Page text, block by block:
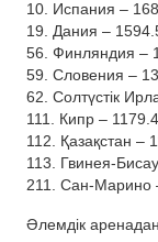
10. Испания –
19. Дания –
56. Финляндия –
59. Словения –
62. Солтүстік
111. Кипр –
112. Қазақстан –
113. Гвинея-
211. Сан-Марино
Әлемдік